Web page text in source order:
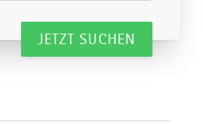
JETZT SUCHEN